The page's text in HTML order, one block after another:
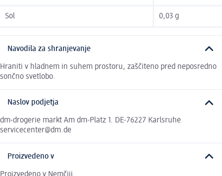
Sol 0,03 g
Navodila za shranjevanje
Hraniti v hladnem in suhem prostoru, zaščiteno pred neposredno
sončno svetlobo.
Naslov podjetja
dm-drogerie markt Am dm-Platz 1. DE-76227 Karlsruhe
servicecenter@dm.de
Proizvedeno v